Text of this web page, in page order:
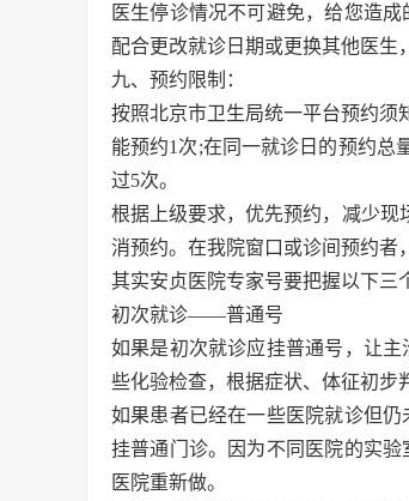
医生停诊情况不可避免，给您造
配合更改就诊日期或更换其他医生
九、预约限制：
按照北京市卫生局统一平台预约须
能预约1次;在同一就诊日的预约总
过5次。
根据上级要求，优先预约，减少现
消预约。在我院窗口或诊间预约者
其实安贞医院专家号要把握以下三
初次就诊——普通号
如果是初次就诊应挂普通号，让
些化验检查，根据症状、体征初步
如果患者已经在一些医院就诊但
挂普通门诊。因为不同医院的实
医院重新做。